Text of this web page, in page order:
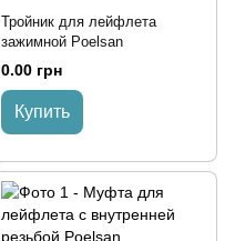
Тройник для лейфлета
зажимной Poelsan
0.00 грн
Купить